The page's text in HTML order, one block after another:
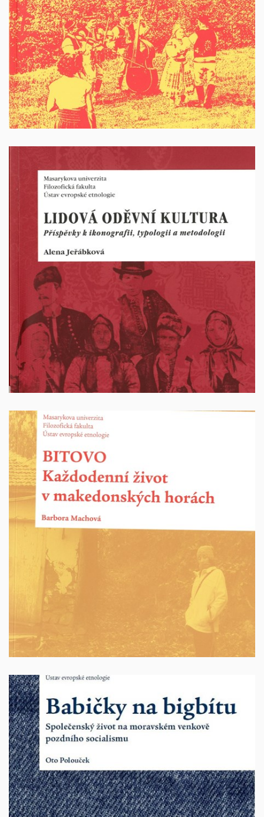
Autor: Martina Pavlicová. Brno 2012, 202 stran. ISBN:
978-80-210-6090-6.
Vyprodáno
Lidová oděvní kultura. Příspěvky k ikonografii,
typologii a metodologii
Autor: Alena Jeřábková. Brno 2014. 271 stran. ISBN:
978-80-210-6928-2.
Vyprodáno
Bitovo. Každodenní život v makedonských horách
Autor: Barbora Machová. Brno 2016. 299 stran.
100 Kč + poštovné
Babičky na bigbítu
Společenský život na moravském venkově
pozdního socialismu
Autor: Oto Polouček, Brno 2020, 167 s. ISBN
978-80-